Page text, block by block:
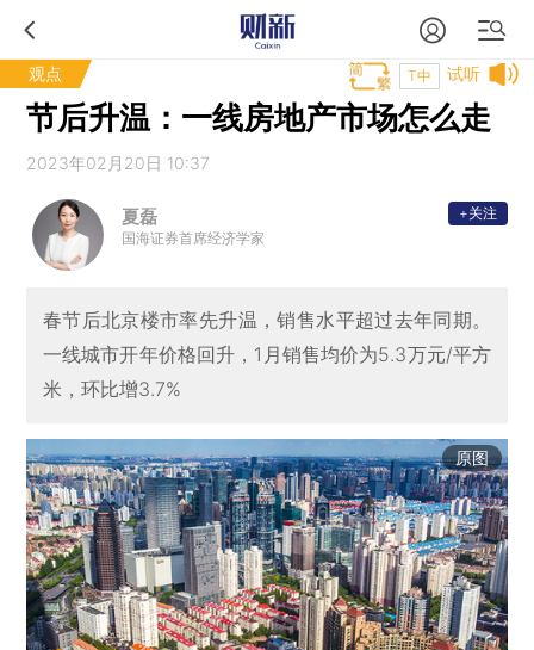
观点 试听
T中
节后升温：一线房地产市场怎么走
2023年02月20日 10:37
夏磊
国海证券首席经济学家
+关注
春节后北京楼市率先升温，销售水平超过去年同期。
一线城市开年价格回升，1月销售均价为5.3万元/平方
米，环比增3.7%
原图